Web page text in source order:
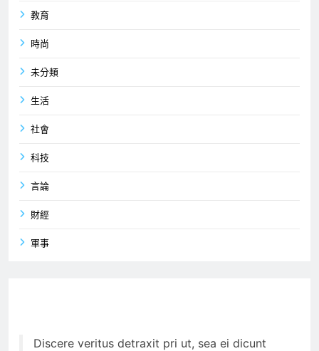
教育
時尚
未分類
生活
社會
科技
言論
財經
軍事
Discere veritus detraxit pri ut, sea ei dicunt